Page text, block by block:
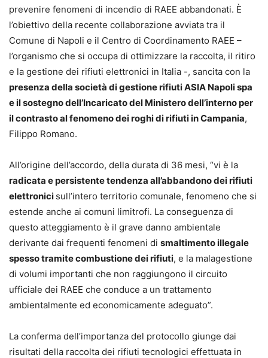
prevenire fenomeni di incendio di RAEE abbandonati. È
l’obiettivo della recente collaborazione avviata tra il
Comune di Napoli e il Centro di Coordinamento RAEE –
l’organismo che si occupa di ottimizzare la raccolta, il ritiro
e la gestione dei rifiuti elettronici in Italia -, sancita con la
presenza della società di gestione rifiuti ASIA Napoli spa
e il sostegno dell’Incaricato del Ministero dell’interno per
il contrasto al fenomeno dei roghi di rifiuti in Campania,
Filippo Romano.
All’origine dell’accordo, della durata di 36 mesi, “vi è la
radicata e persistente tendenza all’abbandono dei rifiuti
elettronici sull’intero territorio comunale, fenomeno che si
estende anche ai comuni limitrofi. La conseguenza di
questo atteggiamento è il grave danno ambientale
derivante dai frequenti fenomeni di smaltimento illegale
spesso tramite combustione dei rifiuti, e la malagestione
di volumi importanti che non raggiungono il circuito
ufficiale dei RAEE che conduce a un trattamento
ambientalmente ed economicamente adeguato”.
La conferma dell’importanza del protocollo giunge dai
risultati della raccolta dei rifiuti tecnologici effettuata in